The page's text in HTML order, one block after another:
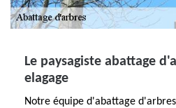
Le paysagiste abattage
elagage
Notre équipe d'abattage